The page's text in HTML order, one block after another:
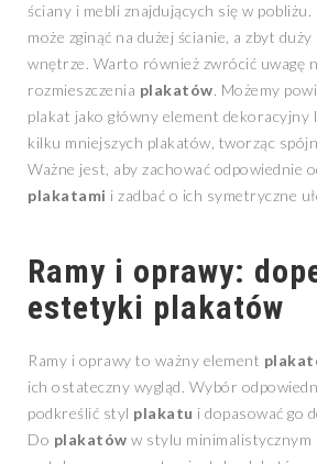
ściany i mebli znajdujących się w pobliżu.
może zginąć na dużej ścianie, a zbyt
wnętrze. Warto również zwrócić uwagę
rozmieszczenia plakatów. Możemy
plakat jako główny element
kilku mniejszych plakatów, tworząc
Ważne jest, aby zachować odpowiednie
plakatami i zadbać o ich symetryczne
Ramy i oprawy:
estetyki plakatów
Ramy i oprawy to ważny element
ich ostateczny wygląd. Wybór
podkreślić styl plakatu i dopasować go
Do plakatów w stylu minimalistycznym